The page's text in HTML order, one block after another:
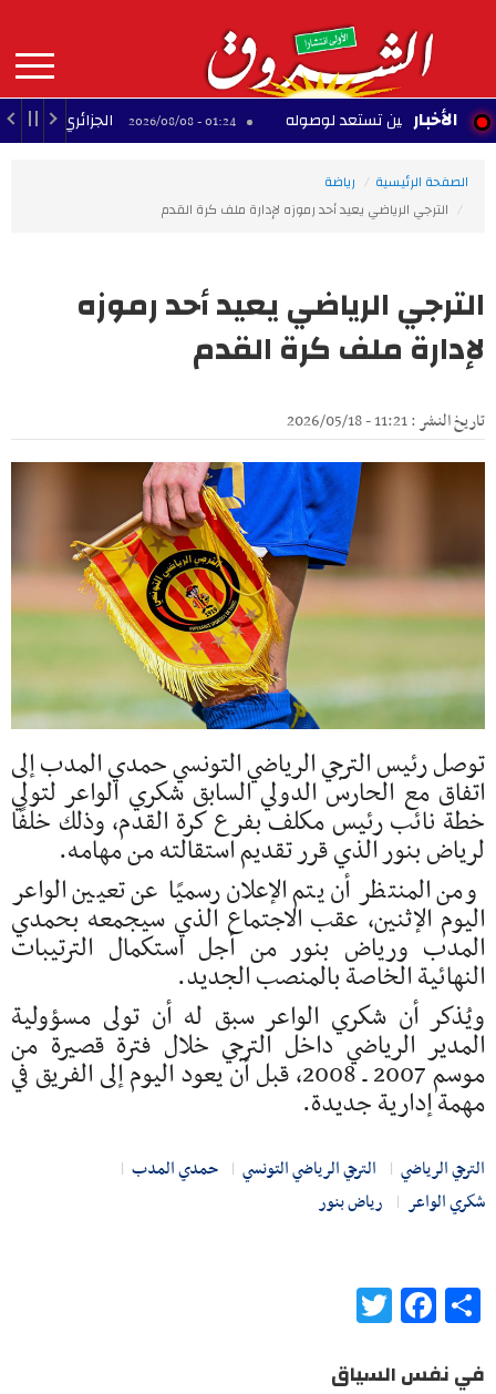
contenu
principal
MAIN
NAVIGATION الأخبار
والصين تستعد لوصوله 01:24 - 2026/08/08 الجزائري إسماعيل بن
الصفحة الرئيسية
رياضة
الترجي الرياضي يعيد أحد رموزه لإدارة ملف كرة القدم
الترجي الرياضي يعيد أحد رموزه
لإدارة ملف كرة القدم
تاريخ النشر : 11:21 - 2026/05/18
توصل رئيس الترجي الرياضي التونسي حمدي المدب إلى
اتفاق مع الحارس الدولي السابق شكري الواعر لتولي
خطة نائب رئيس مكلف بفرع كرة القدم، وذلك خلفًا
لرياض بنور الذي قرر تقديم استقالته من مهامه.
ومن المنتظر أن يتم الإعلان رسميًا عن تعيين الواعر
اليوم الإثنين، عقب الاجتماع الذي سيجمعه بحمدي
المدب ورياض بنور من أجل استكمال الترتيبات
النهائية الخاصة بالمنصب الجديد.
ويُذكر أن شكري الواعر سبق له أن تولى مسؤولية
المدير الرياضي داخل الترجي خلال فترة قصيرة من
موسم 2007 ـ 2008، قبل أن يعود اليوم إلى الفريق في
مهمة إدارية جديدة.
الترجي الرياضي الترجي الرياضي التونسي
حمدي المدب
شكري الواعر
رياض بنور
Share
Facebook
في نفس السياق